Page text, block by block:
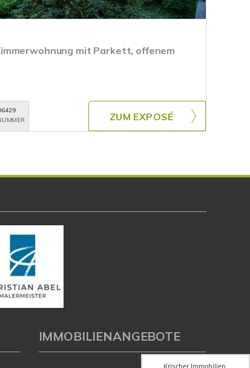
mit Parkett, offenem
ZUM EXPOSÉ
IMMOBILIENANGEBOTE